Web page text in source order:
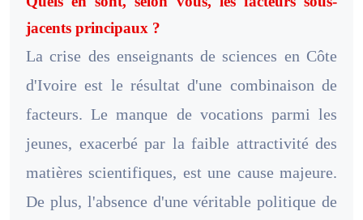
jacents principaux ?
La crise des enseignants de sciences en Côte
d'Ivoire est le résultat d'une combinaison de
facteurs. Le manque de vocations parmi les
jeunes, exacerbé par la faible attractivité des
matières scientifiques, est une cause majeure.
De plus, l'absence d'une véritable politique de